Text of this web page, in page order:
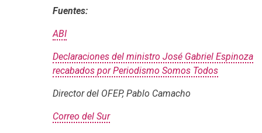
Fuentes:
ABI
Declaraciones del ministro José Gabriel Espinoza
recabados por Periodismo Somos Todos
Director del OFEP, Pablo Camacho
Correo del Sur